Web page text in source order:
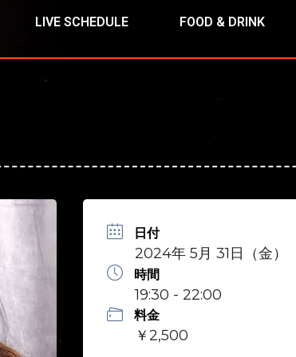
LIVE SCHEDULE FOOD & DRINK
日付
2024年 5月 31日（金）
時間
19:30 - 22:00
料金
￥2,500